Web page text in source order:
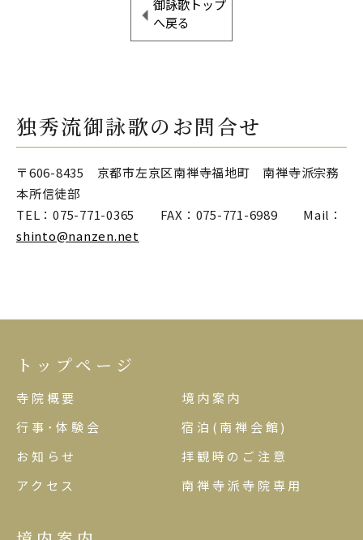
御詠歌トップ
へ戻る
独秀流御詠歌のお問合せ
〒606-8435 京都市左京区南禅寺福地町 南禅寺派宗務
本所信徒部
TEL：075-771-0365 FAX：075-771-6989 Mail：
shinto@nanzen.net
トップページ
寺院概要
境内案内
行事･体験会
宿泊(南禅会館)
お知らせ
拝観時のご注意
アクセス
南禅寺派寺院専用